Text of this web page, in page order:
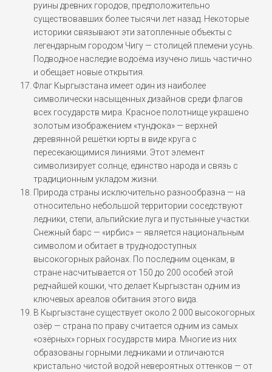
руины древних городов, предположительно
существовавших более тысячи лет назад. Некоторые
историки связывают эти затопленные объекты с
легендарным городом Чигу — столицей племени усунь.
Подводное наследие водоёма изучено лишь частично
и обещает новые открытия.
Флаг Кыргызстана имеет один из наиболее
символически насыщенных дизайнов среди флагов
всех государств мира. Красное полотнище украшено
золотым изображением «тундюка» — верхней
деревянной решётки юрты в виде круга с
пересекающимися линиями. Этот элемент
символизирует солнце, единство народа и связь с
традиционным укладом жизни.
Природа страны исключительно разнообразна — на
относительно небольшой территории соседствуют
ледники, степи, альпийские луга и пустынные участки.
Снежный барс — «ирбис» — является национальным
символом и обитает в труднодоступных
высокогорных районах. По последним оценкам, в
стране насчитывается от 150 до 200 особей этой
редчайшей кошки, что делает Кыргызстан одним из
ключевых ареалов обитания этого вида.
В Кыргызстане существует около 2 000 высокогорных
озёр — страна по праву считается одним из самых
«озёрных» горных государств мира. Многие из них
образованы горными ледниками и отличаются
кристально чистой водой невероятных оттенков — от